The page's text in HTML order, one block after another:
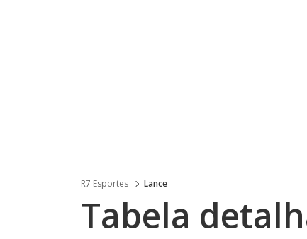
R7 Esportes Lance
Tabela